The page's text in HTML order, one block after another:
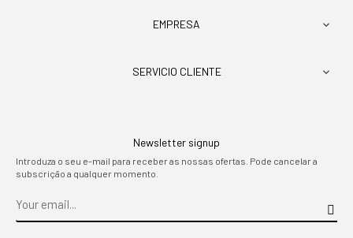
EMPRESA 
SERVICIO CLIENTE 
Newsletter signup
Introduza o seu e-mail para receber as nossas ofertas. Pode cancelar a
subscrição a qualquer momento.